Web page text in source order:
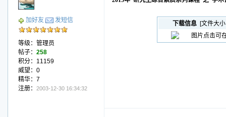
加好友 发短信
等级：管理员
帖子： 258
积分：11159
威望：0
精华：7
注册： 2003-12-30 16:34:32
下载信息[文件大小